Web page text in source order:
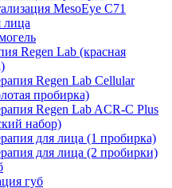
MesoEye C71
лица
Regen Lab (красная
Regen Lab Cellular
пробирка)
Regen Lab ACR-C Plus
набор)
для лица (1 пробирка)
для лица (2 пробирки)
губ